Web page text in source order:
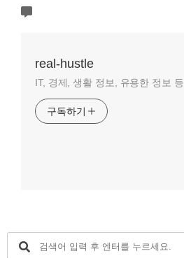
real-hustle
IT, 경제, 생활 정보, 유용한 정보 등
구독하기